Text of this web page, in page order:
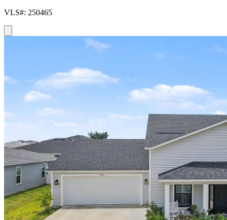
VLS#: 250465